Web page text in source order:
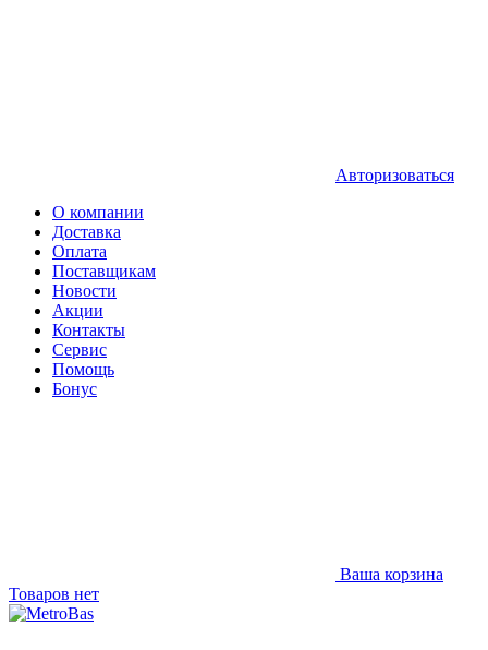
Авторизоваться
О компании
Доставка
Оплата
Поставщикам
Новости
Акции
Контакты
Сервис
Помощь
Бонус
Ваша корзина
Товаров нет